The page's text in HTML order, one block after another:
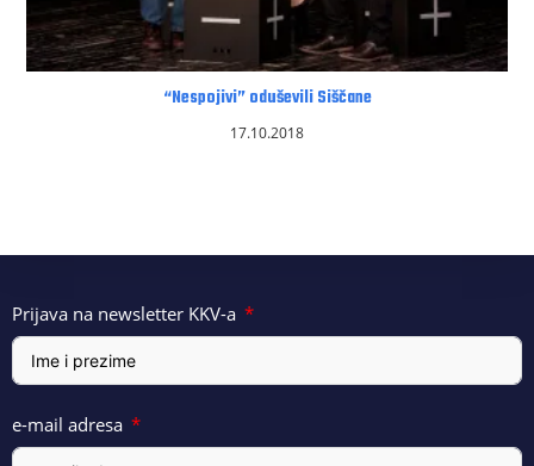
“Nespojivi” oduševili Siščane
17.10.2018
Prijava na newsletter KKV-a
e-mail adresa